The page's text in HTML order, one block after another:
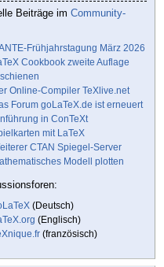
Beiträge im Community-
Frühjahrstagung März 2026
Cookbook zweite Auflage
Online-Compiler TeXlive.net
Forum goLaTeX.de ist erneuert
in ConTeXt
mit LaTeX
CTAN Spiegel-Server
Modell plotten
(Deutsch)
(Englisch)
(französisch)